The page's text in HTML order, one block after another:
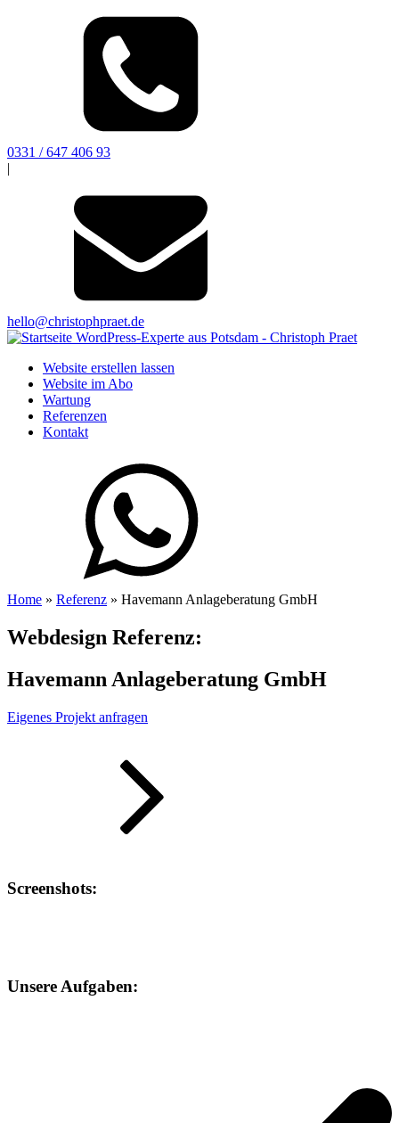
0331 / 647 406 93
|
hello@christophpraet.de
Website erstellen lassen
Website im Abo
Wartung
Referenzen
Kontakt
Home » Referenz » Havemann Anlageberatung GmbH
Webdesign Referenz:
Havemann Anlageberatung GmbH
Eigenes Projekt anfragen
Screenshots:
Unsere Aufgaben: